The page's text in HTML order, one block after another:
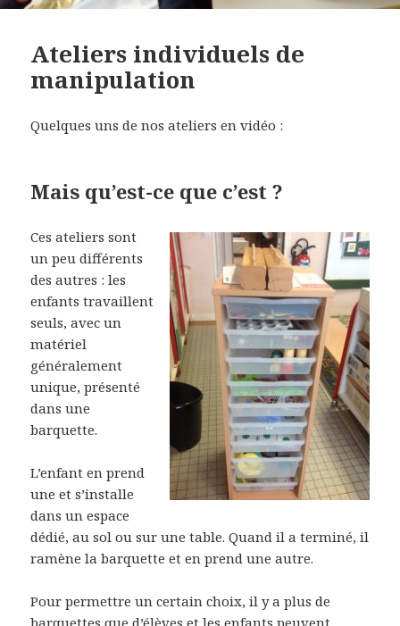
Ateliers individuels de
manipulation
Quelques uns de nos ateliers en vidéo :
Mais qu’est-ce que c’est ?
Ces ateliers sont
un peu différents
des autres : les
enfants travaillent
seuls, avec un
matériel
généralement
unique, présenté
dans une
barquette.
L’enfant en prend
une et s’installe
dans un espace
dédié, au sol ou sur une table. Quand il a terminé, il
ramène la barquette et en prend une autre.
Pour permettre un certain choix, il y a plus de
barquettes que d’élèves et les enfants peuvent